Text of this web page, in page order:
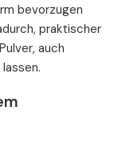
bevorzugen
praktischer
auch